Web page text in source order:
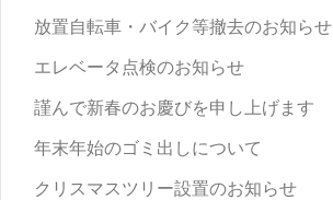
放置自転車・バイク等撤去のお知らせ
エレベータ点検のお知らせ
謹んで新春のお慶びを申し上げます
年末年始のゴミ出しについて
クリスマスツリー設置のお知らせ